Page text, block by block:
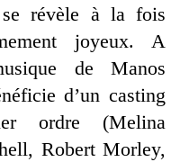
révèle à la fois
joyeux. A
de Manos
d’un casting
ordre (Melina
Robert Morley,